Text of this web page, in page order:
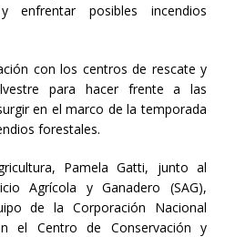
enfrentar posibles incendios
con los centros de rescate y
para hacer frente a las
en el marco de la temporada
forestales.
Pamela Gatti, junto al
Agrícola y Ganadero (SAG),
de la Corporación Nacional
el Centro de Conservación y